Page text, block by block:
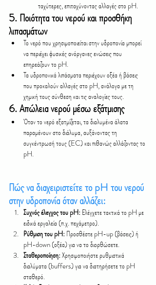
ταχύτερες, επιταχύνοντας αλλαγές στο pH.
5. Ποιότητα του νερού και προσθήκη
λιπασμάτων
Το νερό που χρησιμοποιείται στην υδροπονία μπορεί
να περιέχει φυσικές ανόργανες ενώσεις που
επηρεάζουν το pH.
Τα υδροπονικά λιπάσματα περιέχουν οξέα ή βάσεις
που προκαλούν αλλαγές στο pH, ανάλογα με τη
χημική τους σύνθεση και τις αναλογίες τους.
6. Απώλεια νερού μέσω εξάτμισης
Όταν το νερό εξατμίζεται, τα διαλυμένα άλατα
παραμένουν στο διάλυμα, αυξάνοντας τη
συγκέντρωσή τους (EC) και πιθανώς αλλάζοντας το
pH.
Πώς να διαχειριστείτε το pH του νερού
στην υδροπονία όταν αλλάζει:
Συχνός έλεγχος του pH: Ελέγχετε τακτικά το pH με
ειδικά εργαλεία (π.χ. πεχάμετρο).
Ρύθμιση του pH: Προσθέστε pH-up (βάσεις) ή
pH-down (οξέα) για να το διορθώσετε.
Σταθεροποίηση: Χρησιμοποιήστε ρυθμιστικά
διαλύματα (buffers) για να διατηρήσετε το pH
σταθερό.